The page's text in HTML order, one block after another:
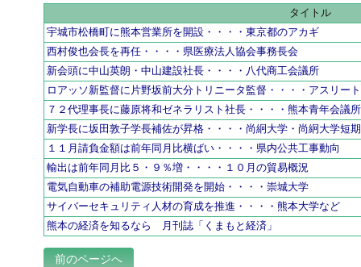
タイトル
宇城市松橋町に熊本営業所を開設・・・・東京都のアカギ
西村俊也会長を再任・・・・県医療法人協会事務長会
新会頭に中山英朗・中山建設社長・・・・八代商工会議所
ロアッソ新監督に片野坂前大分トリニータ監督・・・・アスリー
７２代理事長に藤原将和ゼネラリスト社長・・・・熊本青年会議所
新学長に坂田敦子学長補佐が昇格・・・・尚絅大学・尚絅大学短
１１月請負金額は前年同月比横ばい・・・・県内公共工事動向
輸出は前年同月比５・９％増・・・・１０月の貿易概況
電気自動車の補助電源技術開発を開始・・・・崇城大学
サイバーセキュリティ人材の育成を推進・・・・熊本大学など
熊本の経済を知るなら 月刊誌「くまもと経済」
前のページへ